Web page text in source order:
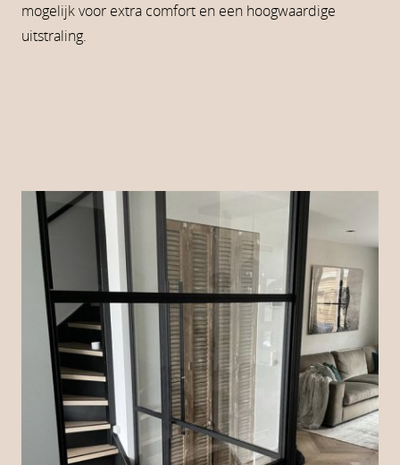
mogelijk voor extra comfort en een hoogwaardige
uitstraling.